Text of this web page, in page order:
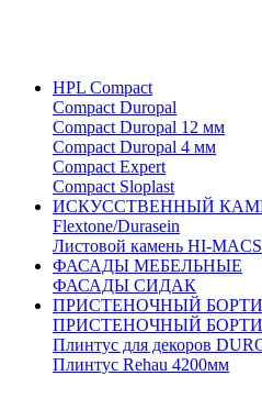
HPL Compact
Compact Duropal
Compact Duropal 12 мм
Compact Duropal 4 мм
Compact Expert
Compact Sloplast
ИСКУССТВЕННЫЙ
Flextone/Durasein
Листовой камень HI-MACS
ФАСАДЫ МЕБЕЛЬНЫЕ
ФАСАДЫ СИДАК
ПРИСТЕНОЧНЫЙ
ПРИСТЕНОЧНЫЙ
Плинтус для декоров
Плинтус Rehau 4200мм